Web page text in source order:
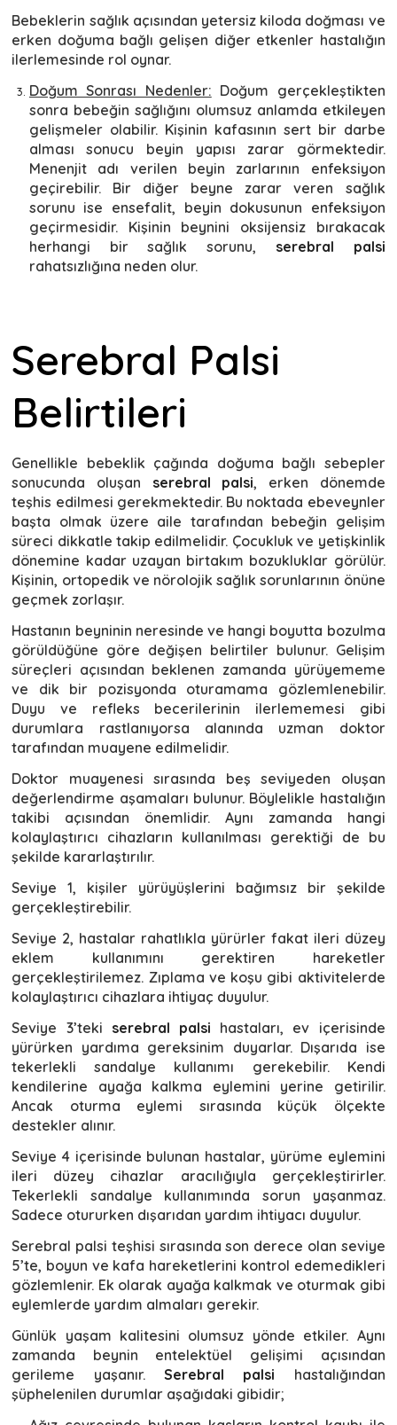
Bebeklerin sağlık açısından yetersiz kiloda doğması ve
erken doğuma bağlı gelişen diğer etkenler hastalığın
ilerlemesinde rol oynar.
Doğum Sonrası Nedenler: Doğum gerçekleştikten
sonra bebeğin sağlığını olumsuz anlamda etkileyen
gelişmeler olabilir. Kişinin kafasının sert bir darbe
alması sonucu beyin yapısı zarar görmektedir.
Menenjit adı verilen beyin zarlarının enfeksiyon
geçirebilir. Bir diğer beyne zarar veren sağlık
sorunu ise ensefalit, beyin dokusunun enfeksiyon
geçirmesidir. Kişinin beynini oksijensiz bırakacak
herhangi bir sağlık sorunu, serebral palsi
rahatsızlığına neden olur.
Serebral Palsi
Belirtileri
Genellikle bebeklik çağında doğuma bağlı sebepler
sonucunda oluşan serebral palsi, erken dönemde
teşhis edilmesi gerekmektedir. Bu noktada ebeveynler
başta olmak üzere aile tarafından bebeğin gelişim
süreci dikkatle takip edilmelidir. Çocukluk ve yetişkinlik
dönemine kadar uzayan birtakım bozukluklar görülür.
Kişinin, ortopedik ve nörolojik sağlık sorunlarının önüne
geçmek zorlaşır.
Hastanın beyninin neresinde ve hangi boyutta bozulma
görüldüğüne göre değişen belirtiler bulunur. Gelişim
süreçleri açısından beklenen zamanda yürüyememe
ve dik bir pozisyonda oturamama gözlemlenebilir.
Duyu ve refleks becerilerinin ilerlememesi gibi
durumlara rastlanıyorsa alanında uzman doktor
tarafından muayene edilmelidir.
Doktor muayenesi sırasında beş seviyeden oluşan
değerlendirme aşamaları bulunur. Böylelikle hastalığın
takibi açısından önemlidir. Aynı zamanda hangi
kolaylaştırıcı cihazların kullanılması gerektiği de bu
şekilde kararlaştırılır.
Seviye 1, kişiler yürüyüşlerini bağımsız bir şekilde
gerçekleştirebilir.
Seviye 2, hastalar rahatlıkla yürürler fakat ileri düzey
eklem kullanımını gerektiren hareketler
gerçekleştirilemez. Zıplama ve koşu gibi aktivitelerde
kolaylaştırıcı cihazlara ihtiyaç duyulur.
Seviye 3’teki serebral palsi hastaları, ev içerisinde
yürürken yardıma gereksinim duyarlar. Dışarıda ise
tekerlekli sandalye kullanımı gerekebilir. Kendi
kendilerine ayağa kalkma eylemini yerine getirilir.
Ancak oturma eylemi sırasında küçük ölçekte
destekler alınır.
Seviye 4 içerisinde bulunan hastalar, yürüme eylemini
ileri düzey cihazlar aracılığıyla gerçekleştirirler.
Tekerlekli sandalye kullanımında sorun yaşanmaz.
Sadece otururken dışarıdan yardım ihtiyacı duyulur.
Serebral palsi teşhisi sırasında son derece olan seviye
5’te, boyun ve kafa hareketlerini kontrol edemedikleri
gözlemlenir. Ek olarak ayağa kalkmak ve oturmak gibi
eylemlerde yardım almaları gerekir.
Günlük yaşam kalitesini olumsuz yönde etkiler. Aynı
zamanda beynin entelektüel gelişimi açısından
gerileme yaşanır. Serebral palsi hastalığından
şüphelenilen durumlar aşağıdaki gibidir;